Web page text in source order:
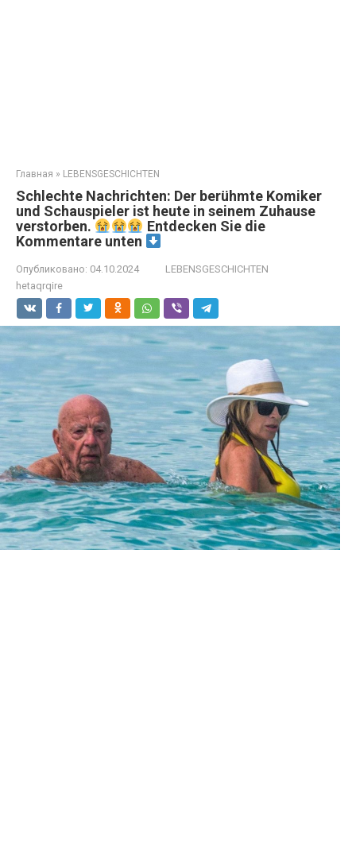
Главная » LEBENSGESCHICHTEN
Schlechte Nachrichten: Der berühmte Komiker
und Schauspieler ist heute in seinem Zuhause
verstorben.
Entdecken Sie die
Kommentare unten
Опубликовано: 04.10.2024
LEBENSGESCHICHTEN
hetaqrqire